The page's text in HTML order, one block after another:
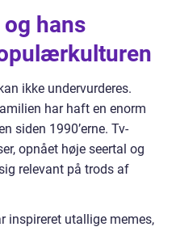
hans
ikke undervurderes.
har haft en enorm
siden 1990’erne. Tv-
opnået høje seertal og
relevant på trods af
inspireret utallige memes,